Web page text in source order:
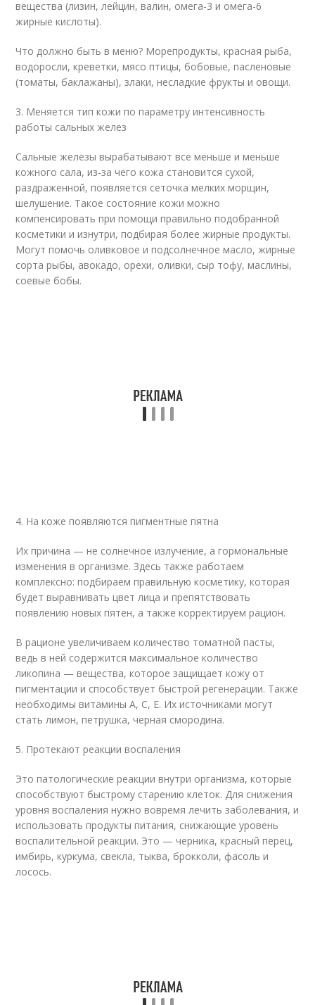
вещества (лизин, лейцин, валин, омега-3 и омега-6
жирные кислоты).
Что должно быть в меню? Морепродукты, красная рыба,
водоросли, креветки, мясо птицы, бобовые, пасленовые
(томаты, баклажаны), злаки, несладкие фрукты и овощи.
3. Меняется тип кожи по параметру интенсивность
работы сальных желез
Сальные железы вырабатывают все меньше и меньше
кожного сала, из-за чего кожа становится сухой,
раздраженной, появляется сеточка мелких морщин,
шелушение. Такое состояние кожи можно
компенсировать при помощи правильно подобранной
косметики и изнутри, подбирая более жирные продукты.
Могут помочь оливковое и подсолнечное масло, жирные
сорта рыбы, авокадо, орехи, оливки, сыр тофу, маслины,
соевые бобы.
4. На коже появляются пигментные пятна
Их причина — не солнечное излучение, а гормональные
изменения в организме. Здесь также работаем
комплексно: подбираем правильную косметику, которая
будет выравнивать цвет лица и препятствовать
появлению новых пятен, а также корректируем рацион.
В рационе увеличиваем количество томатной пасты,
ведь в ней содержится максимальное количество
ликопина — вещества, которое защищает кожу от
пигментации и способствует быстрой регенерации. Также
необходимы витамины А, С, Е. Их источниками могут
стать лимон, петрушка, черная смородина.
5. Протекают реакции воспаления
Это патологические реакции внутри организма, которые
способствуют быстрому старению клеток. Для снижения
уровня воспаления нужно вовремя лечить заболевания, и
использовать продукты питания, снижающие уровень
воспалительной реакции. Это — черника, красный перец,
имбирь, куркума, свекла, тыква, брокколи, фасоль и
лосось.